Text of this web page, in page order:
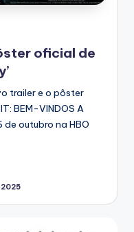
oficial de
trailer e o pôster
BEM-VINDOS A
de outubro na HBO
2025